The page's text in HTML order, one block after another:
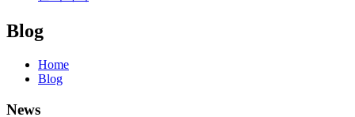
Blog
Home
Blog
News